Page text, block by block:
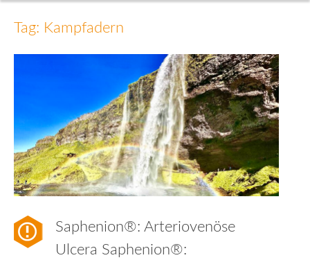
Inhalt
Tag: Kampfadern
Saphenion®: Arteriovenöse
Ulcera Saphenion®: